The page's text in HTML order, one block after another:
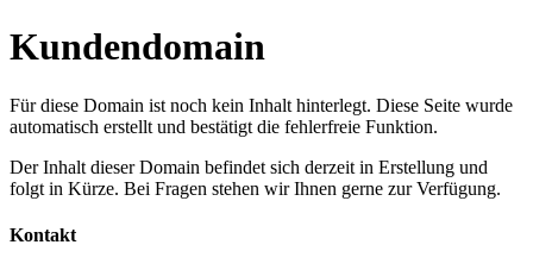
Kundendomain
Für diese Domain ist noch kein Inhalt hinterlegt. Diese Seite wurde
automatisch erstellt und bestätigt die fehlerfreie Funktion.
Der Inhalt dieser Domain befindet sich derzeit in Erstellung und
folgt in Kürze. Bei Fragen stehen wir Ihnen gerne zur Verfügung.
Kontakt